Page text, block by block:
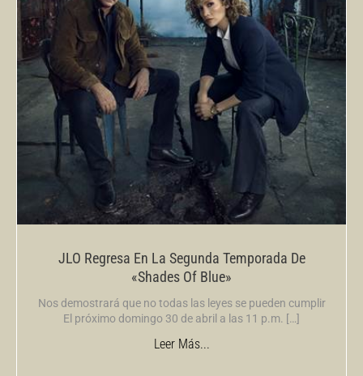
JLO Regresa En La Segunda Temporada De
«Shades Of Blue»
Nos demostrará que no todas las leyes se pueden cumplir
El próximo domingo 30 de abril a las 11 p.m. […]
Leer Más...